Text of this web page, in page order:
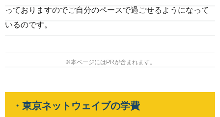
っておりますのでご自分のペースで過ごせるようになって
いるのです。
※本ページにはPRが含まれます。
・東京ネットウェイブの学費